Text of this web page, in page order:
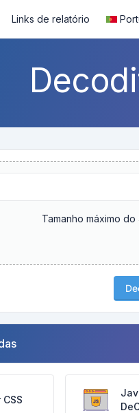
Links de relatório
Tamanho máximo